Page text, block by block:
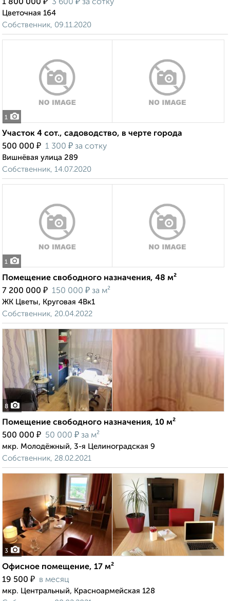
1 800 000
3 600 за сотку
Цветочная 164
Собственник, 09.11.2020
1
Участок 4 сот., садоводство, в черте города
500 000 ₽ 1 300 ₽ за сотку
Вишнёвая улица 289
Собственник, 14.07.2020
1
Помещение свободного назначения, 48 м²
7 200 000 ₽ 150 000 ₽ за м²
ЖК Цветы, Круговая 4Вк1
Собственник, 20.04.2022
8
Помещение свободного назначения, 10 м²
500 000 ₽ 50 000 ₽ за м²
мкр. Молодёжный, 3-я Целиноградская 9
Собственник, 28.02.2021
3
Офисное помещение, 17 м²
19 500 ₽ в месяц
мкр. Центральный, Красноармейская 128